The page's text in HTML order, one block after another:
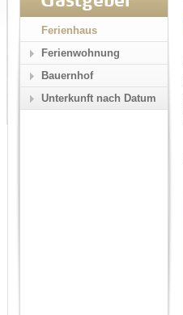
Ferienhaus
Ferienwohnung
Bauernhof
Unterkunft nach Datum